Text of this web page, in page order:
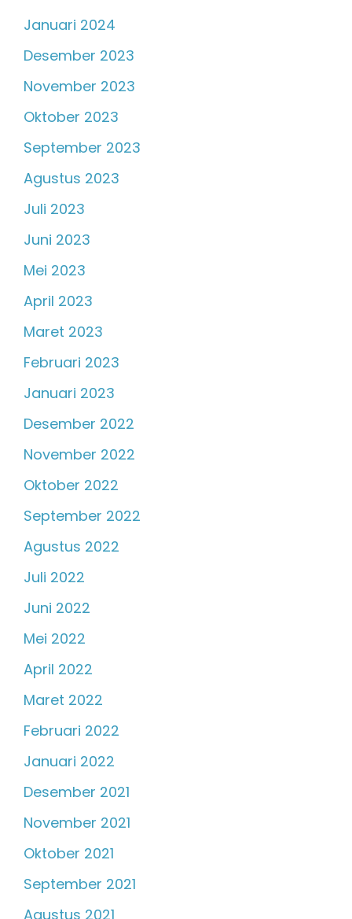
Januari 2024
Desember 2023
November 2023
Oktober 2023
September 2023
Agustus 2023
Juli 2023
Juni 2023
Mei 2023
April 2023
Maret 2023
Februari 2023
Januari 2023
Desember 2022
November 2022
Oktober 2022
September 2022
Agustus 2022
Juli 2022
Juni 2022
Mei 2022
April 2022
Maret 2022
Februari 2022
Januari 2022
Desember 2021
November 2021
Oktober 2021
September 2021
Agustus 2021